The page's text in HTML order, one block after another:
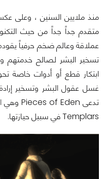
منذ ملايين السنين ، وعلى
متقدم جداً جداً من حيث
تسخير البشر لصالح خدمتهم
ابتكار قطع أو أدوات خاصة
غسل عقول البشر وتسخير
Templars في سبيل حيازتها.